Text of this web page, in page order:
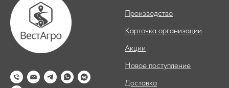
Производство
Карточка организации
Акции
Новое поступление
Доставка